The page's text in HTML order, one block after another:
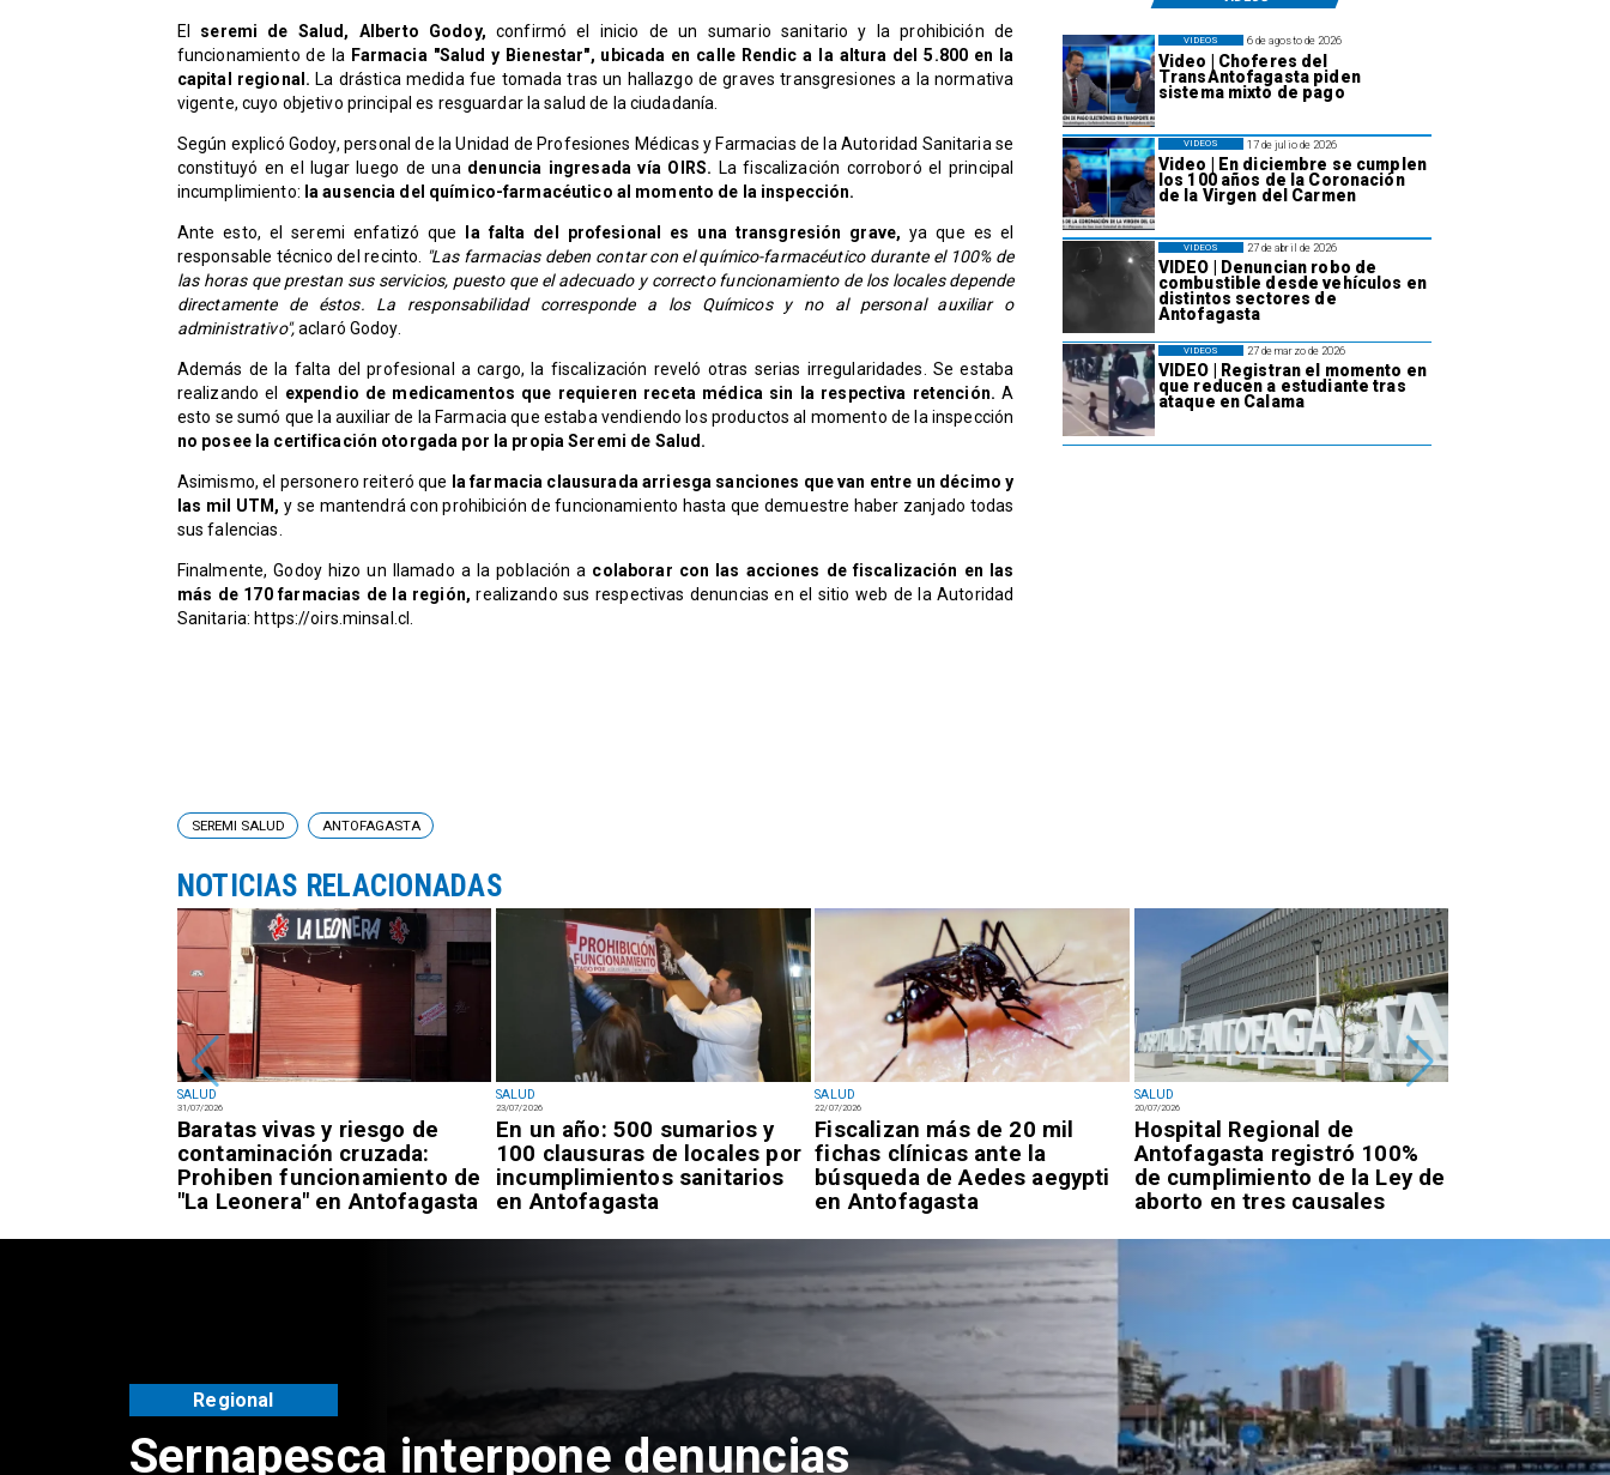
El seremi de Salud, Alberto Godoy, confirmó el inicio de un sumario sanitario y la prohibición de
funcionamiento de la Farmacia "Salud y Bienestar", ubicada en calle Rendic a la altura del 5.800 en la
capital regional. La drástica medida fue tomada tras un hallazgo de graves transgresiones a la normativa
vigente, cuyo objetivo principal es resguardar la salud de la ciudadanía.
Según explicó Godoy, personal de la Unidad de Profesiones Médicas y Farmacias de la Autoridad Sanitaria se
constituyó en el lugar luego de una denuncia ingresada vía OIRS. La fiscalización corroboró el principal
incumplimiento: la ausencia del químico-farmacéutico al momento de la inspección.
Ante esto, el seremi enfatizó que la falta del profesional es una transgresión grave,ya que es el
responsable técnico del recinto. "Las farmacias deben contar con el químico-farmacéutico durante el 100% de
las horas que prestan sus servicios, puesto que el adecuado y correcto funcionamiento de los locales depende
directamente de éstos. La responsabilidad corresponde a los Químicos y no al personal auxiliar o
administrativo",aclaró Godoy.
Además de la falta del profesional a cargo, la fiscalización reveló otras serias irregularidades. Se estaba
realizando el expendio de medicamentos que requieren receta médica sin la respectiva retención.A
esto se sumó que la auxiliar de la Farmacia que estaba vendiendo los productos al momento de la inspección
no posee la certificación otorgada por la propia Seremi de Salud.
Asimismo, el personero reiteró que la farmacia clausurada arriesga sanciones que van entre un décimo y
las mil UTM, y se mantendrá con prohibición de funcionamiento hasta que demuestre haber zanjado todas
sus falencias.
Finalmente, Godoy hizo un llamado a la población a colaborar con las acciones de fiscalización en las
más de 170 farmacias de la región, realizando sus respectivas denuncias en el sitio web de la Autoridad
Sanitaria: https://oirs.minsal.cl.
6 de agosto de 2026
Video | Choferes del
TransAntofagasta piden
sistema mixto de pago
VIDEOS
17 de julio de 2026
Video | En diciembre se cumplen
los 100 años de la Coronación
de la Virgen del Carmen
VIDEOS
27 de abril de 2026
VIDEO | Denuncian robo de
combustible desde vehículos en
distintos sectores de
Antofagasta
VIDEOS
27 de marzo de 2026
VIDEO | Registran el momento en
que reducen a estudiante tras
ataque en Calama
VIDEOS
SALUD
31/07/2026
Baratas vivas y riesgo de
contaminación cruzada:
Prohiben funcionamiento de
"La Leonera" en Antofagasta
SALUD
23/07/2026
En un año: 500 sumarios y
100 clausuras de locales por
incumplimientos sanitarios
en Antofagasta
SALUD
22/07/2026
Fiscalizan más de 20 mil
fichas clínicas ante la
búsqueda de Aedes aegypti
en Antofagasta
SALUD
20/07/2026
Hospital Regional de
Antofagasta registró 100%
de cumplimiento de la Ley de
aborto en tres causales
SEREMI SALUD ANTOFAGASTA
NOTICIAS RELACIONADAS
Sernapesca interpone denuncias
Regional